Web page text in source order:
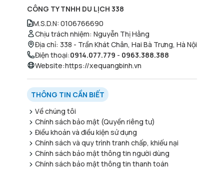
CÔNG TY TNHH DU LỊCH 338
M.S.D.N: 0106766690
Chịu trách nhiệm: Nguyễn Thị Hằng
Địa chỉ: 338 - Trần Khát Chân, Hai Bà Trưng, Hà Nội
Điện thoại:0914.077.779 - 0963.388.388
Website:https://xequangbinh.vn
THÔNG TIN CẦN BIẾT
Về chúng tôi
Chính sách bảo mật (Quyền riêng tư)
Điều khoản và điều kiện sử dụng
Chính sách và quy trình tranh chấp, khiếu nại
Chính sách bảo mật thông tin người dùng
Chính sách bảo mật thông tin thanh toán